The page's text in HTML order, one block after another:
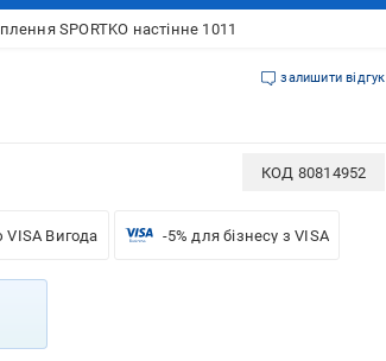
SPORTKO настінне 1011
залишити відгук
КОД 80814952
VISA Вигода -5% для бізнесу з VISA